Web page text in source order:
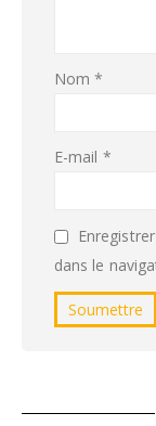
Nom*
E-mail *
dans le